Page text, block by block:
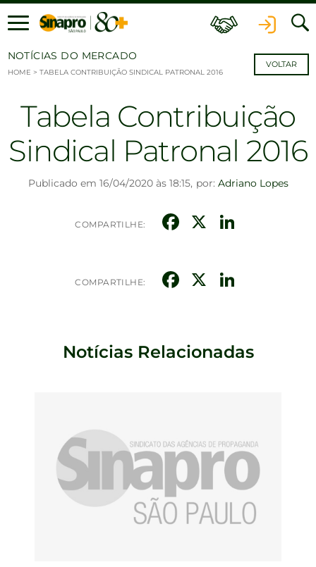
Ir para o conteúdo
NOTÍCIAS DO MERCADO
HOME > TABELA CONTRIBUIÇÃO SINDICAL PATRONAL 2016
VOLTAR
Tabela Contribuição
Sindical Patronal 2016
Publicado em 16/04/2020 às 18:15, por: Adriano Lopes
COMPARTILHE: Facebook
X
COMPARTILHE: Facebook
X
Notícias Relacionadas